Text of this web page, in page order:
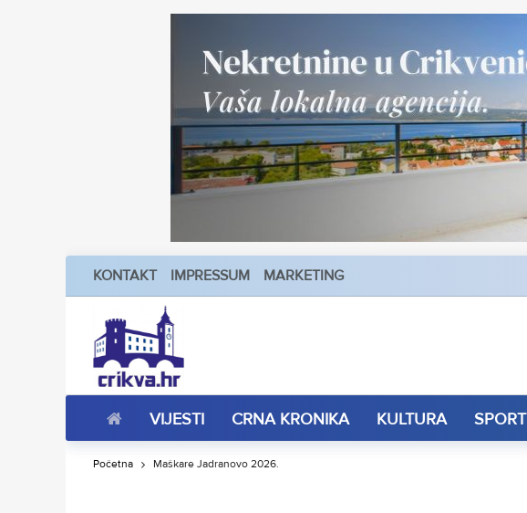
KONTAKT IMPRESSUM MARKETING
VIJESTI CRNA KRONIKA KULTURA SPORT
Početna Maškare Jadranovo 2026.